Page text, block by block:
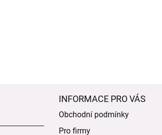
INFORMACE PRO VÁS
Obchodní podmínky
Pro firmy